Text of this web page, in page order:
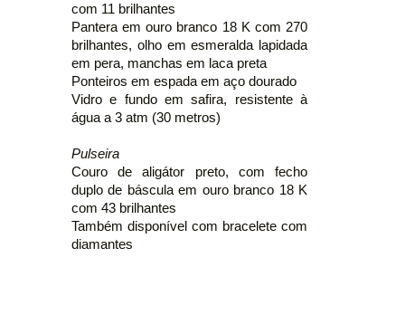
com 11 brilhantes
Pantera em ouro branco 18 K com 270
brilhantes, olho em esmeralda lapidada
em pera, manchas em laca preta
Ponteiros em espada em aço dourado
Vidro e fundo em safira, resistente à
água a 3 atm (30 metros)
Pulseira
Couro de aligátor preto, com fecho
duplo de báscula em ouro branco 18 K
com 43 brilhantes
Também disponível com bracelete com
diamantes